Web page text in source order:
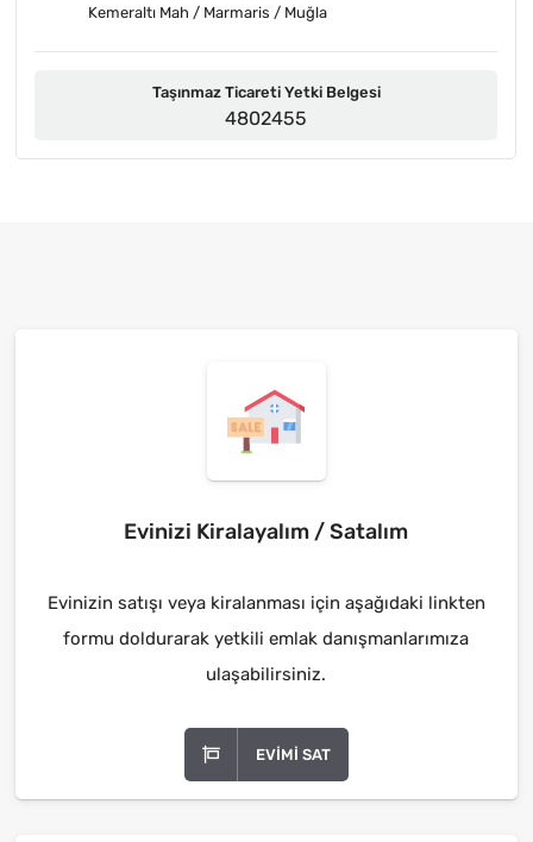
Kemeraltı Mah / Marmaris / Muğla
Taşınmaz Ticareti Yetki Belgesi
4802455
Evinizi Kiralayalım / Satalım
Evinizin satışı veya kiralanması için aşağıdaki linkten
formu doldurarak yetkili emlak danışmanlarımıza
ulaşabilirsiniz.
EVIMI SAT